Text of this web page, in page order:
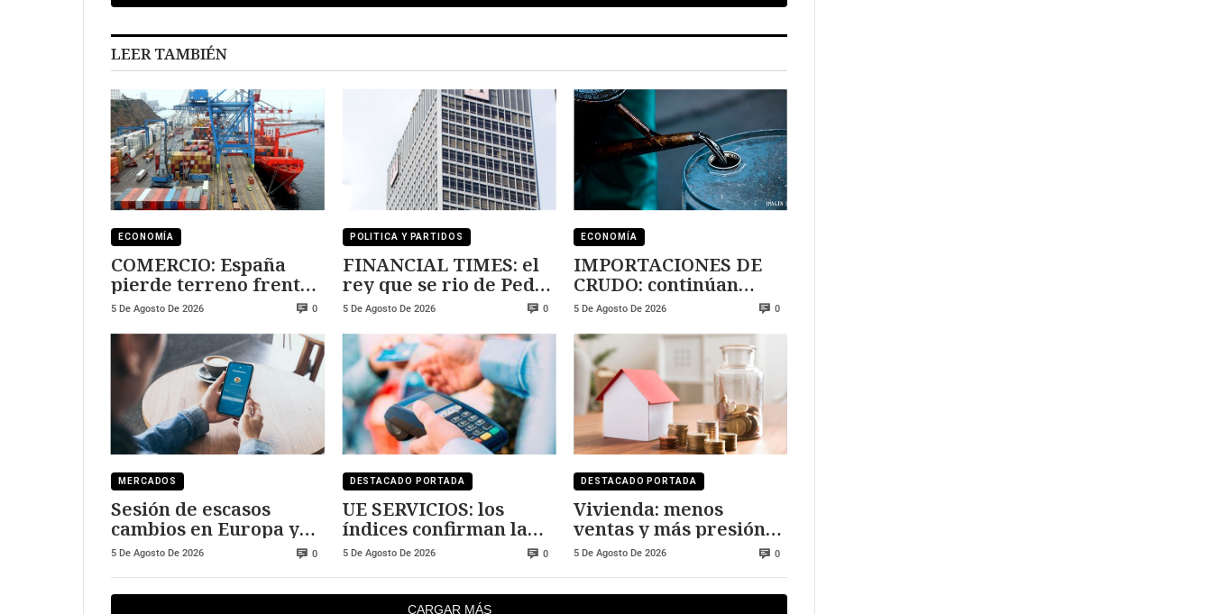
LEER TAMBIÉN
ECONOMÍA
COMERCIO: España
pierde terreno frente
a Marruecos
5 De Agosto De 2026 0
POLITICA Y PARTIDOS
FINANCIAL TIMES: el
rey que se rio de Pedro
Sanchez
5 De Agosto De 2026 0
ECONOMÍA
IMPORTACIONES DE
CRUDO: continúan
creciendo
5 De Agosto De 2026 0
MERCADOS
Sesión de escasos
cambios en Europa y
Wall Street
5 De Agosto De 2026 0
DESTACADO PORTADA
UE SERVICIOS: los
índices confirman la
expansión
5 De Agosto De 2026 0
DESTACADO PORTADA
Vivienda: menos
ventas y más presión
sobre los precios
5 De Agosto De 2026 0
CARGAR MÁS